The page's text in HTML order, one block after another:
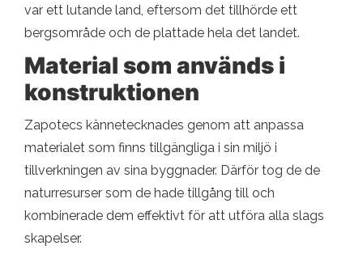
var ett lutande land, eftersom det tillhörde ett
bergsområde och de plattade hela det landet.
Material som används i
konstruktionen
Zapotecs kännetecknades genom att anpassa
materialet som finns tillgängliga i sin miljö i
tillverkningen av sina byggnader. Därför tog de de
naturresurser som de hade tillgång till och
kombinerade dem effektivt för att utföra alla slags
skapelser.